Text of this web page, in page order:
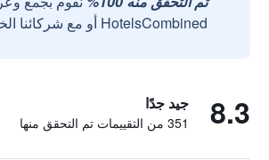
HotelsCombined أو مع شركائنا الخارجيين الموثوقين.
8.3 جيد جدًا
351 من التقييمات تم التحقق منها